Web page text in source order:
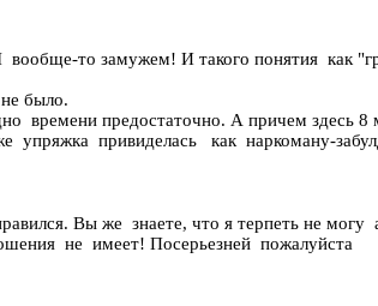
то замужем! И такого понятия как
было.
времени предостаточно. А причем здесь
привиделась как наркоману-
Вы же знаете, что я терпеть не могу
не имеет! Посерьезней пожалуйста